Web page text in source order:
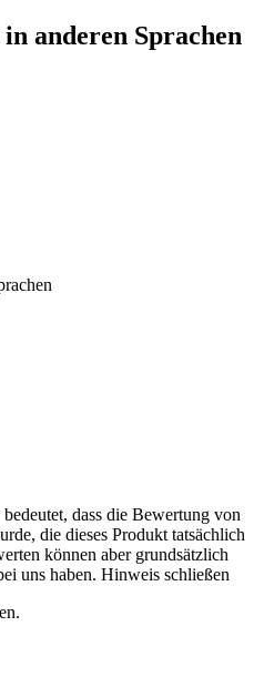
anderen Sprachen
dass die Bewertung von
die dieses Produkt tatsächlich
können aber grundsätzlich
uns haben. Hinweis schließen